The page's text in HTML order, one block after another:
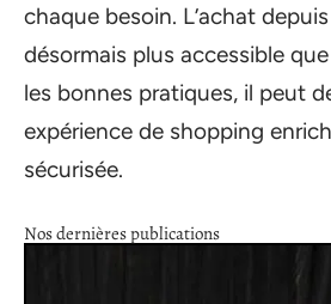
chaque besoin. L’achat
désormais plus accessible
les bonnes pratiques, il peut
expérience de shopping
sécurisée.
Nos dernières publications